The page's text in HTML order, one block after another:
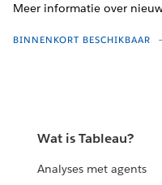
Meer informatie over
BINNENKORT BESCHIKBAAR
Wat is Tableau?
Analyses met agents